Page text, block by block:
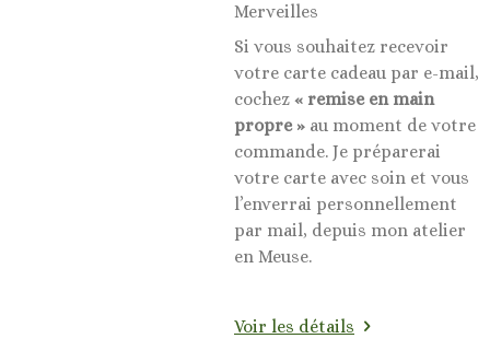
Merveilles
Si vous souhaitez recevoir
votre carte cadeau par e-mail,
cochez « remise en main
propre » au moment de votre
commande. Je préparerai
votre carte avec soin et vous
l’enverrai personnellement
par mail, depuis mon atelier
en Meuse.
Voir les détails